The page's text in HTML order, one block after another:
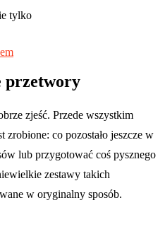
przetwory
zjeść. Przede wszystkim
co pozostało jeszcze w
lub przygotować coś pysznego
zestawy takich
w oryginalny sposób.